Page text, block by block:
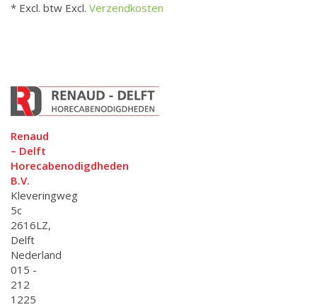
* Excl. btw Excl. Verzendkosten
Renaud
– Delft
Horecabenodigdheden
B.V.
Kleveringweg
5c
2616LZ,
Delft
Nederland
015 -
212
1225